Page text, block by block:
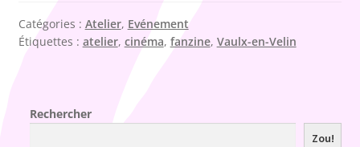
Catégories : Atelier, Evénement
Étiquettes : atelier, cinéma, fanzine, Vaulx-en-Velin
Rechercher
Zou!